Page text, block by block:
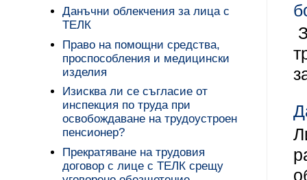
Данъчни облекчения за лица с
ТЕЛК
Право на помощни средства,
проспособления и медицински
изделия
Изисква ли се съгласие от
инспекция по труда при
освобождаване на трудоустроен
пенсионер?
Прекратяване на трудовия
договор с лице с ТЕЛК срещу